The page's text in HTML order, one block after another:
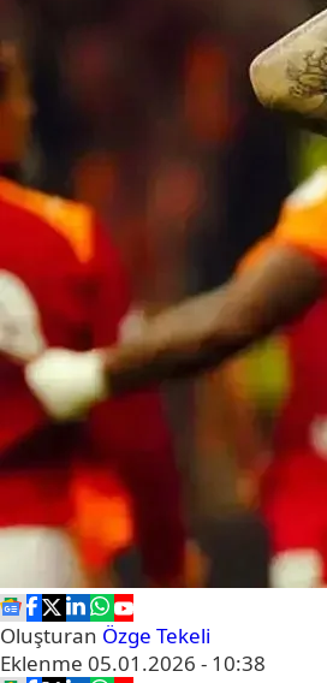
Oluşturan Özge Tekeli
Eklenme 05.01.2026 - 10:38